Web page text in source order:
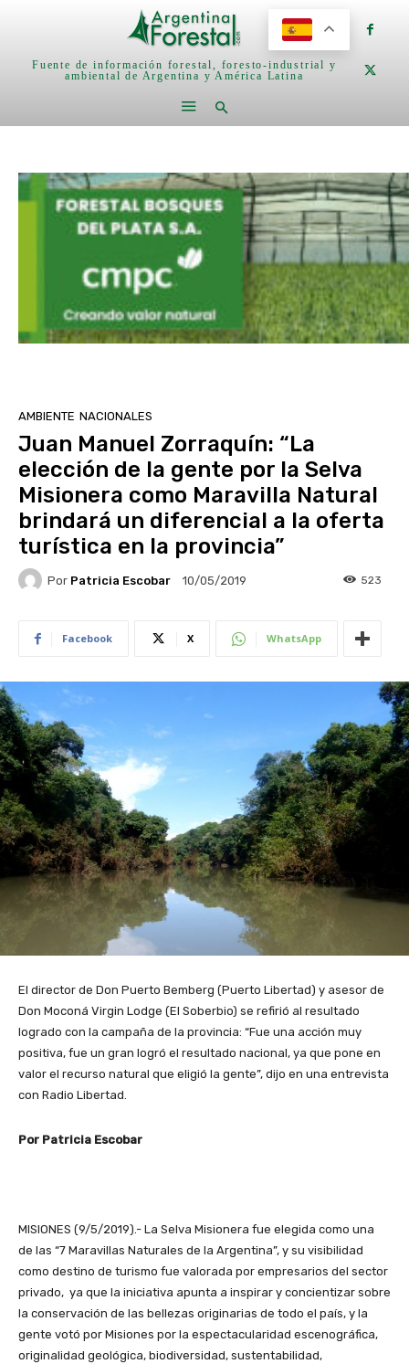
Fuente de información forestal, foresto-industrial y
ambiental de Argentina y América Latina
AMBIENTE NACIONALES
Juan Manuel Zorraquín: “La
elección de la gente por la Selva
Misionera como Maravilla Natural
brindará un diferencial a la oferta
turística en la provincia”
Por Patricia Escobar 10/05/2019 523
Facebook X WhatsApp
El director de Don Puerto Bemberg (Puerto Libertad) y asesor de
Don Moconá Virgin Lodge (El Soberbio) se refirió al resultado
logrado con la campaña de la provincia: “Fue una acción muy
positiva, fue un gran logró el resultado nacional, ya que pone en
valor el recurso natural que eligió la gente”, dijo en una entrevista
con Radio Libertad.
Por Patricia Escobar
MISIONES (9/5/2019).- La Selva Misionera fue elegida como una
de las “7 Maravillas Naturales de la Argentina”, y su visibilidad
como destino de turismo fue valorada por empresarios del sector
privado, ya que la iniciativa apunta a inspirar y concientizar sobre
la conservación de las bellezas originarias de todo el país, y la
gente votó por Misiones por la espectacularidad escenográfica,
originalidad geológica, biodiversidad, sustentabilidad,